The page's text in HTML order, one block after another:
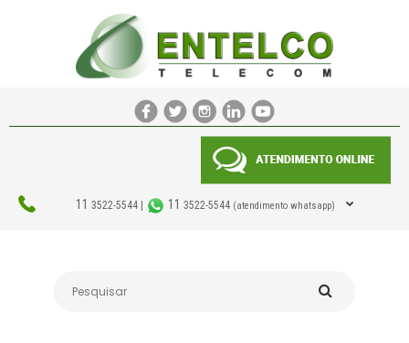
11 3522-5544 | 11 3522-5544 (atendimento whatsapp)